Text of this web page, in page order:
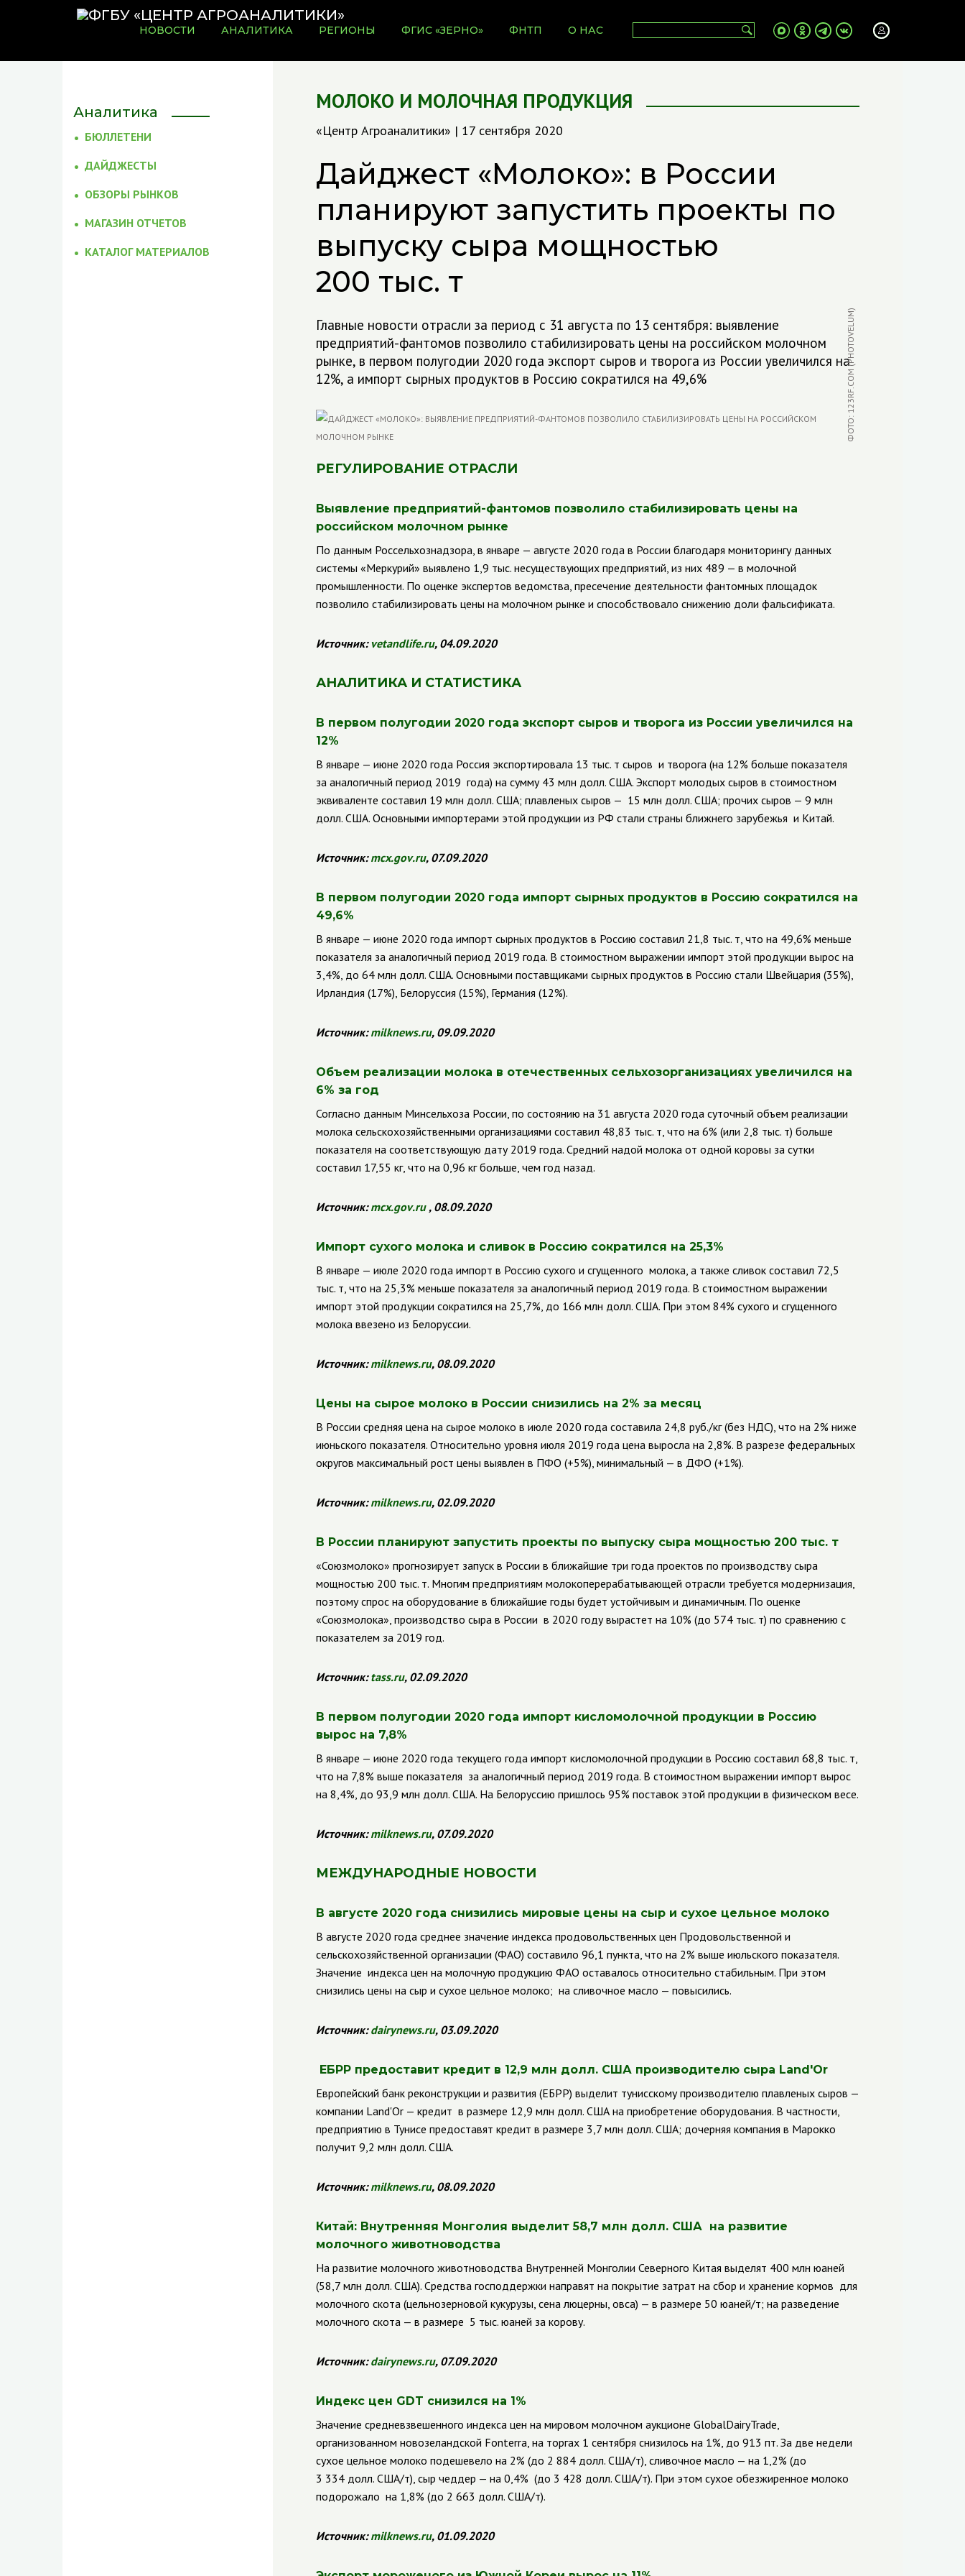
НОВОСТИ АНАЛИТИКА РЕГИОНЫ ФГИС «ЗЕРНО» ФНТП О НАС
Аналитика
БЮЛЛЕТЕНИ
ДАЙДЖЕСТЫ
ОБЗОРЫ РЫНКОВ
МАГАЗИН ОТЧЕТОВ
КАТАЛОГ МАТЕРИАЛОВ
МОЛОКО И МОЛОЧНАЯ ПРОДУКЦИЯ
«Центр Агроаналитики» | 17 сентября 2020
Дайджест «Молоко»: в России
планируют запустить проекты по
выпуску сыра мощностью
200 тыс. т
Главные новости отрасли за период с 31 августа по 13 сентября: выявление
предприятий-фантомов позволило стабилизировать цены на российском молочном
рынке, в первом полугодии 2020 года экспорт сыров и творога из России увеличился на
12%, а импорт сырных продуктов в Россию сократился на 49,6%
ФОТО: 123RF.COM (PHOTOVELUM)
РЕГУЛИРОВАНИЕ ОТРАСЛИ
Выявление предприятий-фантомов позволило стабилизировать цены на
российском молочном рынке
По данным Россельхознадзора, в январе — августе 2020 года в России благодаря мониторингу данных
системы «Меркурий» выявлено 1,9 тыс. несуществующих предприятий, из них 489 — в молочной
промышленности. По оценке экспертов ведомства, пресечение деятельности фантомных площадок
позволило стабилизировать цены на молочном рынке и способствовало снижению доли фальсификата.
Источник:vetandlife.ru, 04.09.2020
АНАЛИТИКА И СТАТИСТИКА
В первом полугодии 2020 года экспорт сыров и творога из России увеличился на
12%
В январе — июне 2020 года Россия экспортировала 13 тыс. т сыров и творога (на 12% больше показателя
за аналогичный период 2019 года) на сумму 43 млн долл. США. Экспорт молодых сыров в стоимостном
эквиваленте составил 19 млн долл. США; плавленых сыров — 15 млн долл. США; прочих сыров — 9 млн
долл. США. Основными импортерами этой продукции из РФ стали страны ближнего зарубежья и Китай.
Источник:mcx.gov.ru, 07.09.2020
В первом полугодии 2020 года импорт сырных продуктов в Россию сократился на
49,6%
В январе — июне 2020 года импорт сырных продуктов в Россию составил 21,8 тыс. т, что на 49,6% меньше
показателя за аналогичный период 2019 года. В стоимостном выражении импорт этой продукции вырос на
3,4%, до 64 млн долл. США. Основными поставщиками сырных продуктов в Россию стали Швейцария (35%),
Ирландия (17%), Белоруссия (15%), Германия (12%).
Источник:milknews.ru, 09.09.2020
Объем реализации молока в отечественных сельхозорганизациях увеличился на
6% за год
Согласно данным Минсельхоза России, по состоянию на 31 августа 2020 года суточный объем реализации
молока сельскохозяйственными организациями составил 48,83 тыс. т, что на 6% (или 2,8 тыс. т) больше
показателя на соответствующую дату 2019 года. Средний надой молока от одной коровы за сутки
составил 17,55 кг, что на 0,96 кг больше, чем год назад.
Источник:mcx.gov.ru , 08.09.2020
Импорт сухого молока и сливок в Россию сократился на 25,3%
В январе — июле 2020 года импорт в Россию сухого и сгущенного молока, а также сливок составил 72,5
тыс. т, что на 25,3% меньше показателя за аналогичный период 2019 года. В стоимостном выражении
импорт этой продукции сократился на 25,7%, до 166 млн долл. США. При этом 84% сухого и сгущенного
молока ввезено из Белоруссии.
Источник:milknews.ru, 08.09.2020
Цены на сырое молоко в России снизились на 2% за месяц
В России средняя цена на сырое молоко в июле 2020 года составила 24,8 руб./кг (без НДС), что на 2% ниже
июньского показателя. Относительно уровня июля 2019 года цена выросла на 2,8%. В разрезе федеральных
округов максимальный рост цены выявлен в ПФО (+5%), минимальный — в ДФО (+1%).
Источник:milknews.ru, 02.09.2020
В России планируют запустить проекты по выпуску сыра мощностью 200 тыс. т
«Союзмолоко» прогнозирует запуск в России в ближайшие три года проектов по производству сыра
мощностью 200 тыс. т. Многим предприятиям молокоперерабатывающей отрасли требуется модернизация,
поэтому спрос на оборудование в ближайшие годы будет устойчивым и динамичным. По оценке
«Союзмолока», производство сыра в России в 2020 году вырастет на 10% (до 574 тыс. т) по сравнению с
показателем за 2019 год.
Источник:tass.ru, 02.09.2020
В первом полугодии 2020 года импорт кисломолочной продукции в Россию
вырос на 7,8%
В январе — июне 2020 года текущего года импорт кисломолочной продукции в Россию составил 68,8 тыс. т,
что на 7,8% выше показателя за аналогичный период 2019 года. В стоимостном выражении импорт вырос
на 8,4%, до 93,9 млн долл. США. На Белоруссию пришлось 95% поставок этой продукции в физическом весе.
Источник:milknews.ru, 07.09.2020
МЕЖДУНАРОДНЫЕ НОВОСТИ
В августе 2020 года снизились мировые цены на сыр и сухое цельное молоко
В августе 2020 года среднее значение индекса продовольственных цен Продовольственной и
сельскохозяйственной организации (ФАО) составило 96,1 пункта, что на 2% выше июльского показателя.
Значение индекса цен на молочную продукцию ФАО оставалось относительно стабильным. При этом
снизились цены на сыр и сухое цельное молоко; на сливочное масло — повысились.
Источник:dairynews.ru, 03.09.2020
ЕБРР предоставит кредит в 12,9 млн долл. США производителю сыра Land'Or
Европейский банк реконструкции и развития (ЕБРР) выделит тунисскому производителю плавленых сыров —
компании Land'Or — кредит в размере 12,9 млн долл. США на приобретение оборудования. В частности,
предприятию в Тунисе предоставят кредит в размере 3,7 млн долл. США; дочерняя компания в Марокко
получит 9,2 млн долл. США.
Источник:milknews.ru, 08.09.2020
Китай: Внутренняя Монголия выделит 58,7 млн долл. США на развитие
молочного животноводства
На развитие молочного животноводства Внутренней Монголии Северного Китая выделят 400 млн юаней
(58,7 млн долл. США). Средства господдержки направят на покрытие затрат на сбор и хранение кормов для
молочного скота (цельнозерновой кукурузы, сена люцерны, овса) — в размере 50 юаней/т; на разведение
молочного скота — в размере 5 тыс. юаней за корову.
Источник:dairynews.ru, 07.09.2020
Индекс цен GDT снизился на 1%
Значение средневзвешенного индекса цен на мировом молочном аукционе GlobalDairyTrade,
организованном новозеландской Fonterra, на торгах 1 сентября снизилось на 1%, до 913 пт. За две недели
сухое цельное молоко подешевело на 2% (до 2 884 долл. США/т), сливочное масло — на 1,2% (до
3 334 долл. США/т), сыр чеддер — на 0,4% (до 3 428 долл. США/т). При этом сухое обезжиренное молоко
подорожало на 1,8% (до 2 663 долл. США/т).
Источник:milknews.ru, 01.09.2020